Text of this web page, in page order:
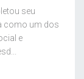
seu
como um dos
e